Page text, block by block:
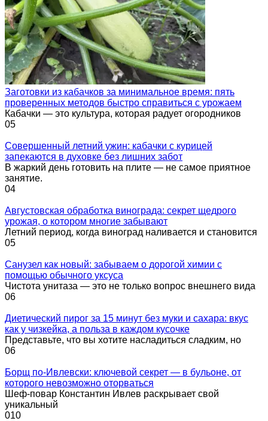
Заготовки из кабачков за минимальное время: пять
проверенных методов быстро справиться с урожаем
Кабачки — это культура, которая радует огородников
05
Совершенный летний ужин: кабачки с курицей
запекаются в духовке без лишних забот
В жаркий день готовить на плите — не самое приятное
занятие.
04
Августовская обработка винограда: секрет щедрого
урожая, о котором многие забывают
Летний период, когда виноград наливается и становится
05
Санузел как новый: забываем о дорогой химии с
помощью обычного уксуса
Чистота унитаза — это не только вопрос внешнего вида
06
Диетический пирог за 15 минут без муки и сахара: вкус
как у чизкейка, а польза в каждом кусочке
Представьте, что вы хотите насладиться сладким, но
06
Борщ по-Ивлевски: ключевой секрет — в бульоне, от
которого невозможно оторваться
Шеф-повар Константин Ивлев раскрывает свой
уникальный
010